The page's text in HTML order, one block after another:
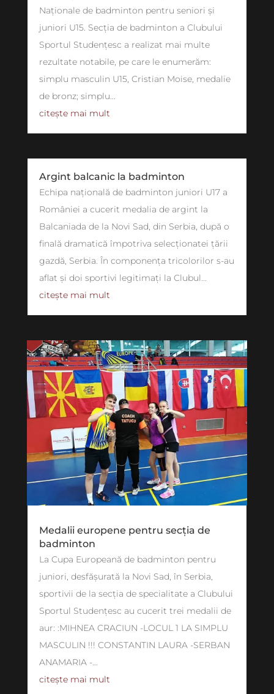
Naționale de badminton pentru seniori și
juniori U15. Secția de badminton a Clubului
Sportul Studențesc a realizat mai multe
rezultate notabile, pe care le enumerăm:
simplu masculin U15, Cristian Moise, medalie
de bronz; simplu...
citește mai mult
Argint balcanic la badminton
Echipa națională de badminton juniori U17 a
României a cucerit medalia de argint la
Balcaniada de la Novi Sad, din Serbia, după o
finală dramatică împotriva selecționatei țării
gazdă, Serbia. În componența tricolorilor s-au
aflat și doi sportivi legitimați la Clubul...
citește mai mult
Medalii europene pentru secția de
badminton
La Cupa Europeană de badminton pentru
juniori, desfășurată la Novi Sad, în Serbia,
sportivii de la secția de specialitate a Clubului
Sportul Studențesc au cucerit trei medalii de
aur: :MIHNEA CRACIUN -LOCUL 1 LA SIMPLU
MASCULIN !!! CONSTANTIN LAURA -SERBAN
ANAMARIA -...
citește mai mult